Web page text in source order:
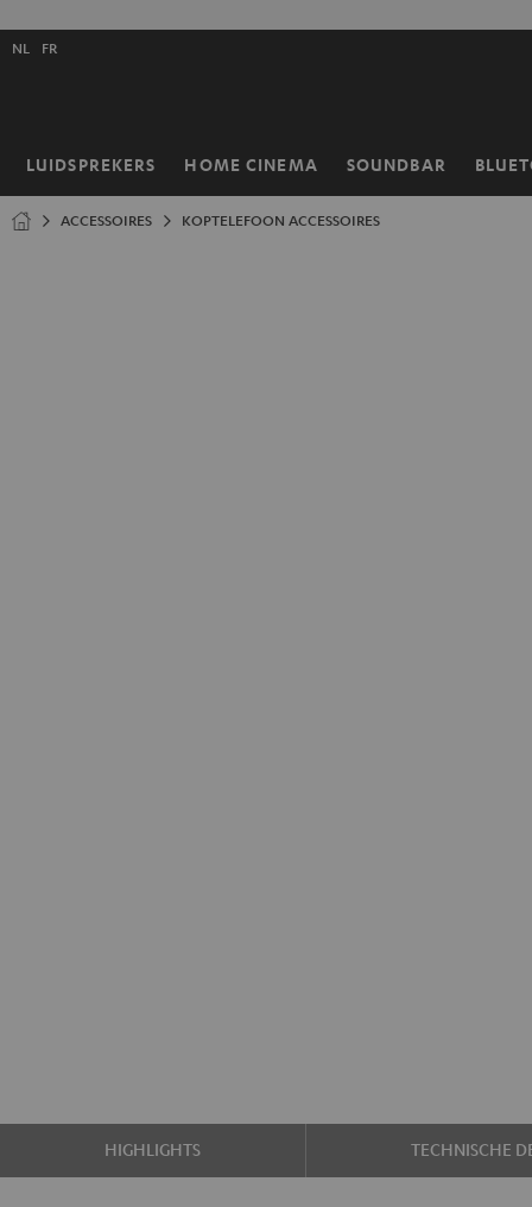
LUIDSPREKERS HOME CINEMA SOUNDBAR
Selecteer
NL FR
Home
ACCESSOIRES KOPTELEFOON ACCESSOIRES
HIGHLIGHTS TECHNISCHE